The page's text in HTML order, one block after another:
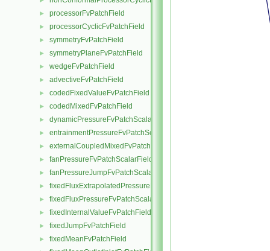
► processorFvPatchField
► processorCyclicFvPatchField
► symmetryFvPatchField
► symmetryPlaneFvPatchField
► wedgeFvPatchField
► advectiveFvPatchField
► codedFixedValueFvPatchField
► codedMixedFvPatchField
► dynamicPressureFvPatchScalarField
► entrainmentPressureFvPatchScalarField
► externalCoupledMixedFvPatchField
► fanPressureFvPatchScalarField
► fanPressureJumpFvPatchScalarField
► fixedFluxExtrapolatedPressureFvPatchScalarField
► fixedFluxPressureFvPatchScalarField
► fixedInternalValueFvPatchField
► fixedJumpFvPatchField
► fixedMeanFvPatchField